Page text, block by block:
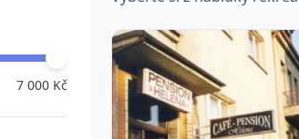
7 000 Kč